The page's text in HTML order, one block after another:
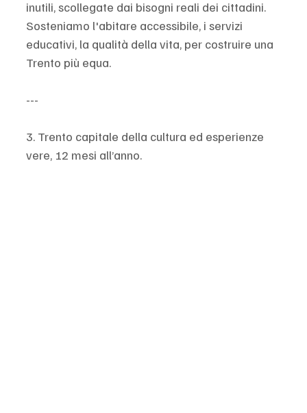
inutili, scollegate dai bisogni reali dei cittadini.
Sosteniamo l'abitare accessibile, i servizi
educativi, la qualità della vita, per costruire una
Trento più equa.
---
3. Trento capitale della cultura ed esperienze
vere, 12 mesi all’anno.